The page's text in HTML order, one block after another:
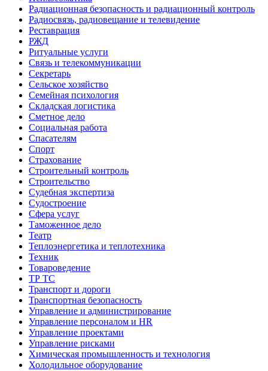
Радиационная безопасность и радиационный контроль
Радиосвязь, радиовещание и телевидение
Реставрация
РЖД
Ритуальные услуги
Связь и телекоммуникации
Секретарь
Сельское хозяйство
Семейная психология
Складская логистика
Сметное дело
Социальная работа
Спасателям
Спорт
Страхование
Строительный контроль
Строительство
Судебная экспертиза
Судостроение
Сфера услуг
Таможенное дело
Театр
Теплоэнергетика и теплотехника
Техник
Товароведение
ТР ТС
Транспорт и дороги
Транспортная безопасность
Управление и администрирование
Управление персоналом и HR
Управление проектами
Управление рисками
Химическая промышленность и технология
Холодильное оборудование